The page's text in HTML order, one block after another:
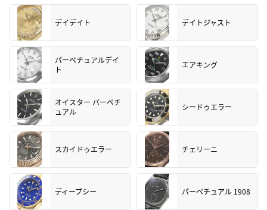
デイデイト デイトジャスト
パーペチュアルデイ
ト
エアキング
オイスター パーペチ
ュアル
シードゥエラー
スカイドゥエラー チェリーニ
ディープシー パーペチュアル 1908